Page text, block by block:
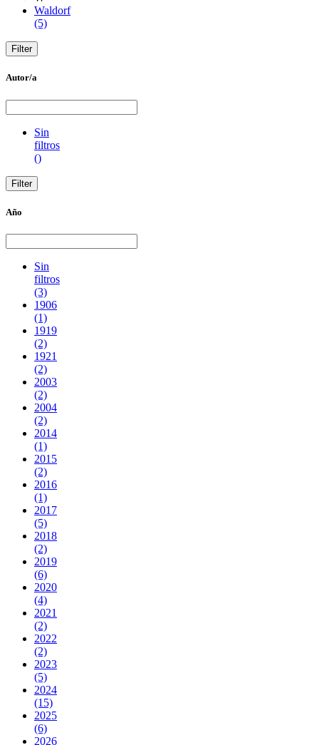
Waldorf
(5)
Autor/a
Sin
filtros
()
Año
Sin
filtros
(3)
1906
(1)
1919
(2)
1921
(2)
2003
(2)
2004
(2)
2014
(1)
2015
(2)
2016
(1)
2017
(5)
2018
(2)
2019
(6)
2020
(4)
2021
(2)
2022
(2)
2023
(5)
2024
(15)
2025
(6)
2026